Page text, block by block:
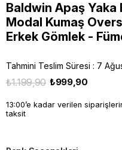
Baldwin Apaş Yaka
Modal Kumaş
Erkek Gömlek -
Tahmini Teslim Süresi : 7
₺1.199,90 ₺999,90
13:00’e kadar verilen
taksit